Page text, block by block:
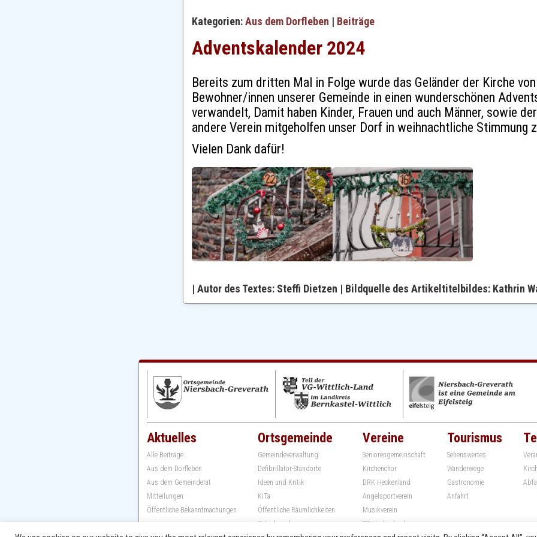
Kategorien:Aus dem Dorfleben | Beiträge
Adventskalender 2024
Bereits zum dritten Mal in Folge wurde das Geländer der Kirche
Bewohner/innen unserer Gemeinde in einen wunderschönen
verwandelt, Damit haben Kinder, Frauen und auch Männer, sowie
andere Verein mitgeholfen unser Dorf in weihnachtliche Stimmung
Vielen Dank dafür!
| Autor des Textes: Steffi Dietzen | Bildquelle des Artikeltitelbildes: Kathrin
Aktuelles
Alle Beiträge
Aus dem Dorfleben
Aus dem Gemeinderat
Mitteilungen
Öffentliche Bekanntmachungen
Ortsgemeinde
Gemeindeverwaltung
Defibrillator-Standorte
Ideen und Kritik
KiTa
Öffentliche Räumlichkeiten
Ortschronik
Vereine
Seniorengemeinschaft
Kirchenchor
DRK Heckenland
Angelsportverein
Musikverein
SG Heckenland
Tourismus
Sehenswertes
Wanderwege
Gastronomie
Anfahrt